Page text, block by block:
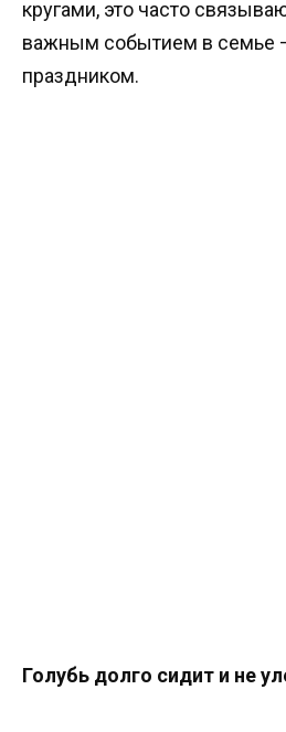
кругами, это часто
важным событием в семье
праздником.
Голубь долго сидит и не